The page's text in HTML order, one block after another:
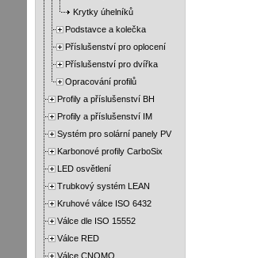
Krytky úhelníků
Podstavce a kolečka
Příslušenství pro oplocení
Příslušenství pro dvířka
Opracování profilů
Profily a příslušenství BH
Profily a příslušenství IM
Systém pro solární panely PV
Karbonové profily CarboSix
LED osvětlení
Trubkový systém LEAN
Kruhové válce ISO 6432
Válce dle ISO 15552
Válce RED
Válce CNOMO